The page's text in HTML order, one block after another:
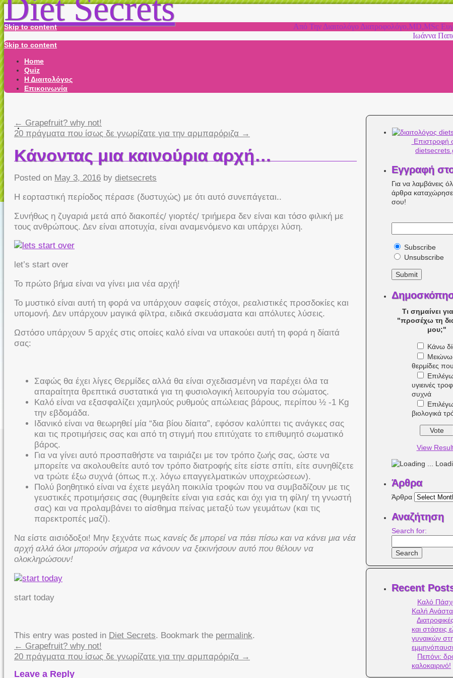
Diet Secrets
Από Την Διαιτολόγο Διατροφολόγο,MD,MSc
Ιωάννα
Skip to content
Skip to content
Home
Quiz
Η Διαιτολόγος
Επικοινωνία
← Grapefruit? why not!
20 πράγματα που ίσως δε γνωρίζατε για την αρμπαρόριζα →
Κάνοντας μια καινούρια αρχή…
Posted on May 3, 2016 by dietsecrets
Η εορταστική περίοδος πέρασε (δυστυχώς) με ότι αυτό συνεπάγεται..
Συνήθως η ζυγαριά μετά από διακοπές/ γιορτές/ τριήμερα δεν είναι και τόσο φιλική με
τους ανθρώπους. Δεν είναι αποτυχία, είναι αναμενόμενο και υπάρχει λύση.
let’s start over
Το πρώτο βήμα είναι να γίνει μια νέα αρχή!
Το μυστικό είναι αυτή τη φορά να υπάρχουν σαφείς στόχοι, ρεαλιστικές προσδοκίες και
υπομονή. Δεν υπάρχουν μαγικά φίλτρα, ειδικά σκευάσματα και απόλυτες λύσεις.
Ωστόσο υπάρχουν 5 αρχές στις οποίες καλό είναι να υπακούει αυτή τη φορά η δίαιτά
σας:
Σαφώς θα έχει λίγες Θερμίδες αλλά θα είναι σχεδιασμένη να παρέχει όλα τα
απαραίτητα θρεπτικά συστατικά για τη φυσιολογική λειτουργία του σώματος.
Καλό είναι να εξασφαλίζει χαμηλούς ρυθμούς απώλειας βάρους, περίπου ½ -1 Kg
την εβδομάδα.
Ιδανικό είναι να θεωρηθεί μία “δια βίου δίαιτα”, εφόσον καλύπτει τις ανάγκες σας
και τις προτιμήσεις σας και από τη στιγμή που επιτύχατε το επιθυμητό σωματικό
βάρος.
Για να γίνει αυτό προσπαθήστε να ταιριάζει με τον τρόπο ζωής σας, ώστε να
μπορείτε να ακολουθείτε αυτό τον τρόπο διατροφής είτε είστε σπίτι, είτε συνηθίζετε
να τρώτε έξω συχνά (όπως π.χ. λόγω επαγγελματικών υποχρεώσεων).
Πολύ βοηθητικό είναι να έχετε μεγάλη ποικιλία τροφών που να συμβαδίζουν με τις
γευστικές προτιμήσεις σας (θυμηθείτε είναι για εσάς και όχι για τη φίλη/ τη γνωστή
σας) και να προλαμβάνει το αίσθημα πείνας μεταξύ των γευμάτων (και τις
παρεκτροπές μαζί).
Να είστε αισιόδοξοι! Μην ξεχνάτε πως κανείς δε μπορεί να πάει πίσω και να κάνει μια νέα
αρχή αλλά όλοι μπορούν σήμερα να κάνουν να ξεκινήσουν αυτό που θέλουν να
ολοκληρώσουν!
start today
This entry was posted in Diet Secrets. Bookmark the permalink.
← Grapefruit? why not!
20 πράγματα που ίσως δε γνωρίζατε για την αρμπαρόριζα →
Leave a Reply
Επιστροφή
Εγγραφή
Για να λαμβάνεις
άρθρα
σου!
Subscribe
Unsubscribe
Τι σημαίνει
"προσέχω τη
μου;"
Κάνω
Μειώνω
θερμίδες
υγιεινές
συχνά
βιολογικά
View
Άρθρα
Άρθρα
Αναζήτηση
Search for:
Recent
Καλό
Καλή
και στάσεις
γυναικών
Πεπόνι:
καλοκαιρινό!